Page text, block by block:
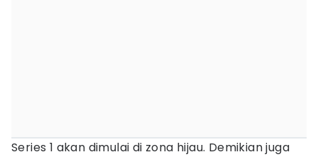
Series 1 akan dimulai di zona hijau. Demikian juga